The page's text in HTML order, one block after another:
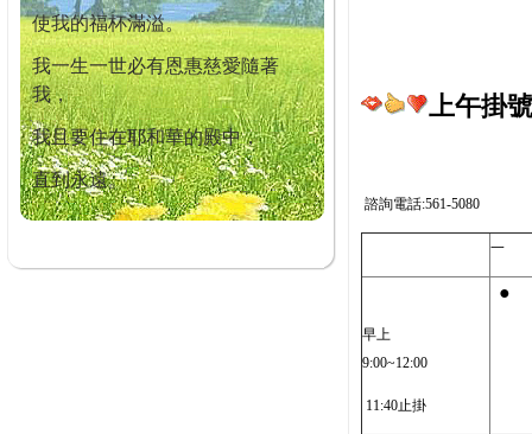
使我的福杯滿溢。
我一生一世必有恩惠慈愛隨著
我，
我且要住在耶和華的殿中，
直到永遠。
上午掛
諮詢電話:561-5080
一
早上
9:00~12:00
11:40止掛
●